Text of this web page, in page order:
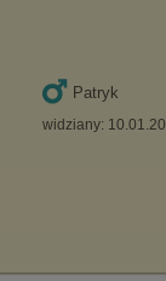
Patryk
widziany: